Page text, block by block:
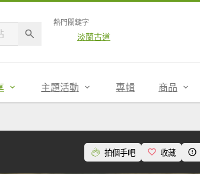
熱門關鍵字
淡蘭古道
主題活動 專輯 商品
拍個手吧 收藏